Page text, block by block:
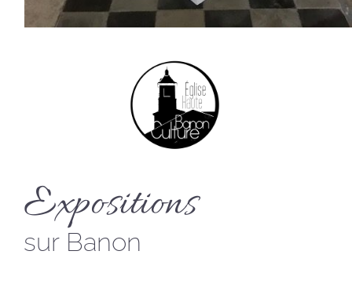
Expositions
sur Banon